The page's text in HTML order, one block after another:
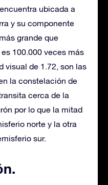
ubicada a
y su componente
grande que
100.000 veces más
visual de 1.72, son las
la constelación de
cerca de la
por lo que la mitad
norte y la otra
sur.